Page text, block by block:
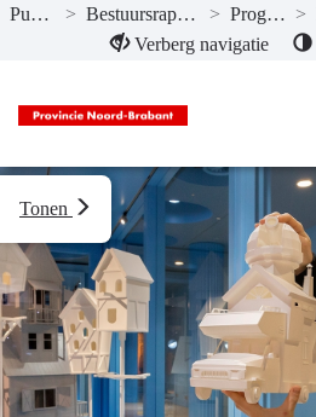
Naar hoofdinhoud
Publicaties > Bestuursrapportage I-2023 > Programma’s >
Verberg navigatie
Tonen